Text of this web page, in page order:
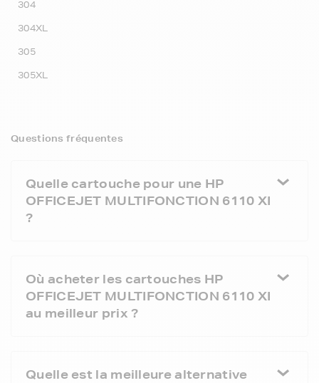
304
304XL
305
305XL
Questions fréquentes
Quelle cartouche pour une HP
OFFICEJET MULTIFONCTION 6110 XI
?
Où acheter les cartouches HP
OFFICEJET MULTIFONCTION 6110 XI
au meilleur prix ?
Quelle est la meilleure alternative